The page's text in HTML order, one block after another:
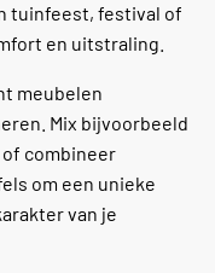
tuinfeest, festival of
en uitstraling.
meubelen
Mix bijvoorbeeld
combineer
om een unieke
van je